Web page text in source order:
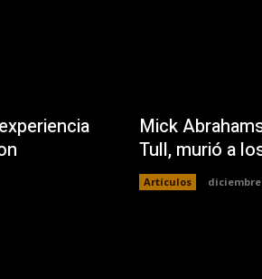
Mick
Tull, murió a
Artículos diciembre